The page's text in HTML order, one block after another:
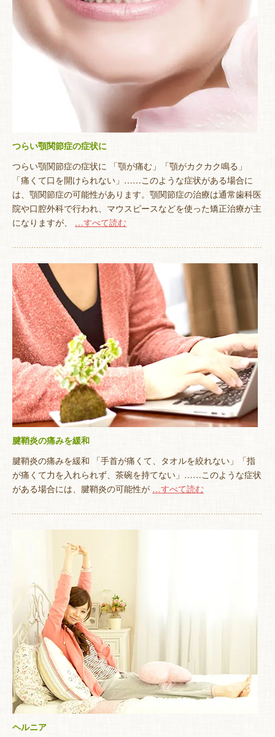
つらい顎関節症の症状に
つらい顎関節症の症状に 「顎が痛む」「顎がカクカク鳴る」
「痛くて口を開けられない」……このような症状がある場合に
は、顎関節症の可能性があります。顎関節症の治療は通常歯科医
院や口腔外科で行われ、マウスピースなどを使った矯正治療が主
になりますが、 …すべて読む
腱鞘炎の痛みを緩和
腱鞘炎の痛みを緩和 「手首が痛くて、タオルを絞れない」「指
が痛くて力を入れられず、茶碗を持てない」……このような症状
がある場合には、腱鞘炎の可能性が …すべて読む
ヘルニア